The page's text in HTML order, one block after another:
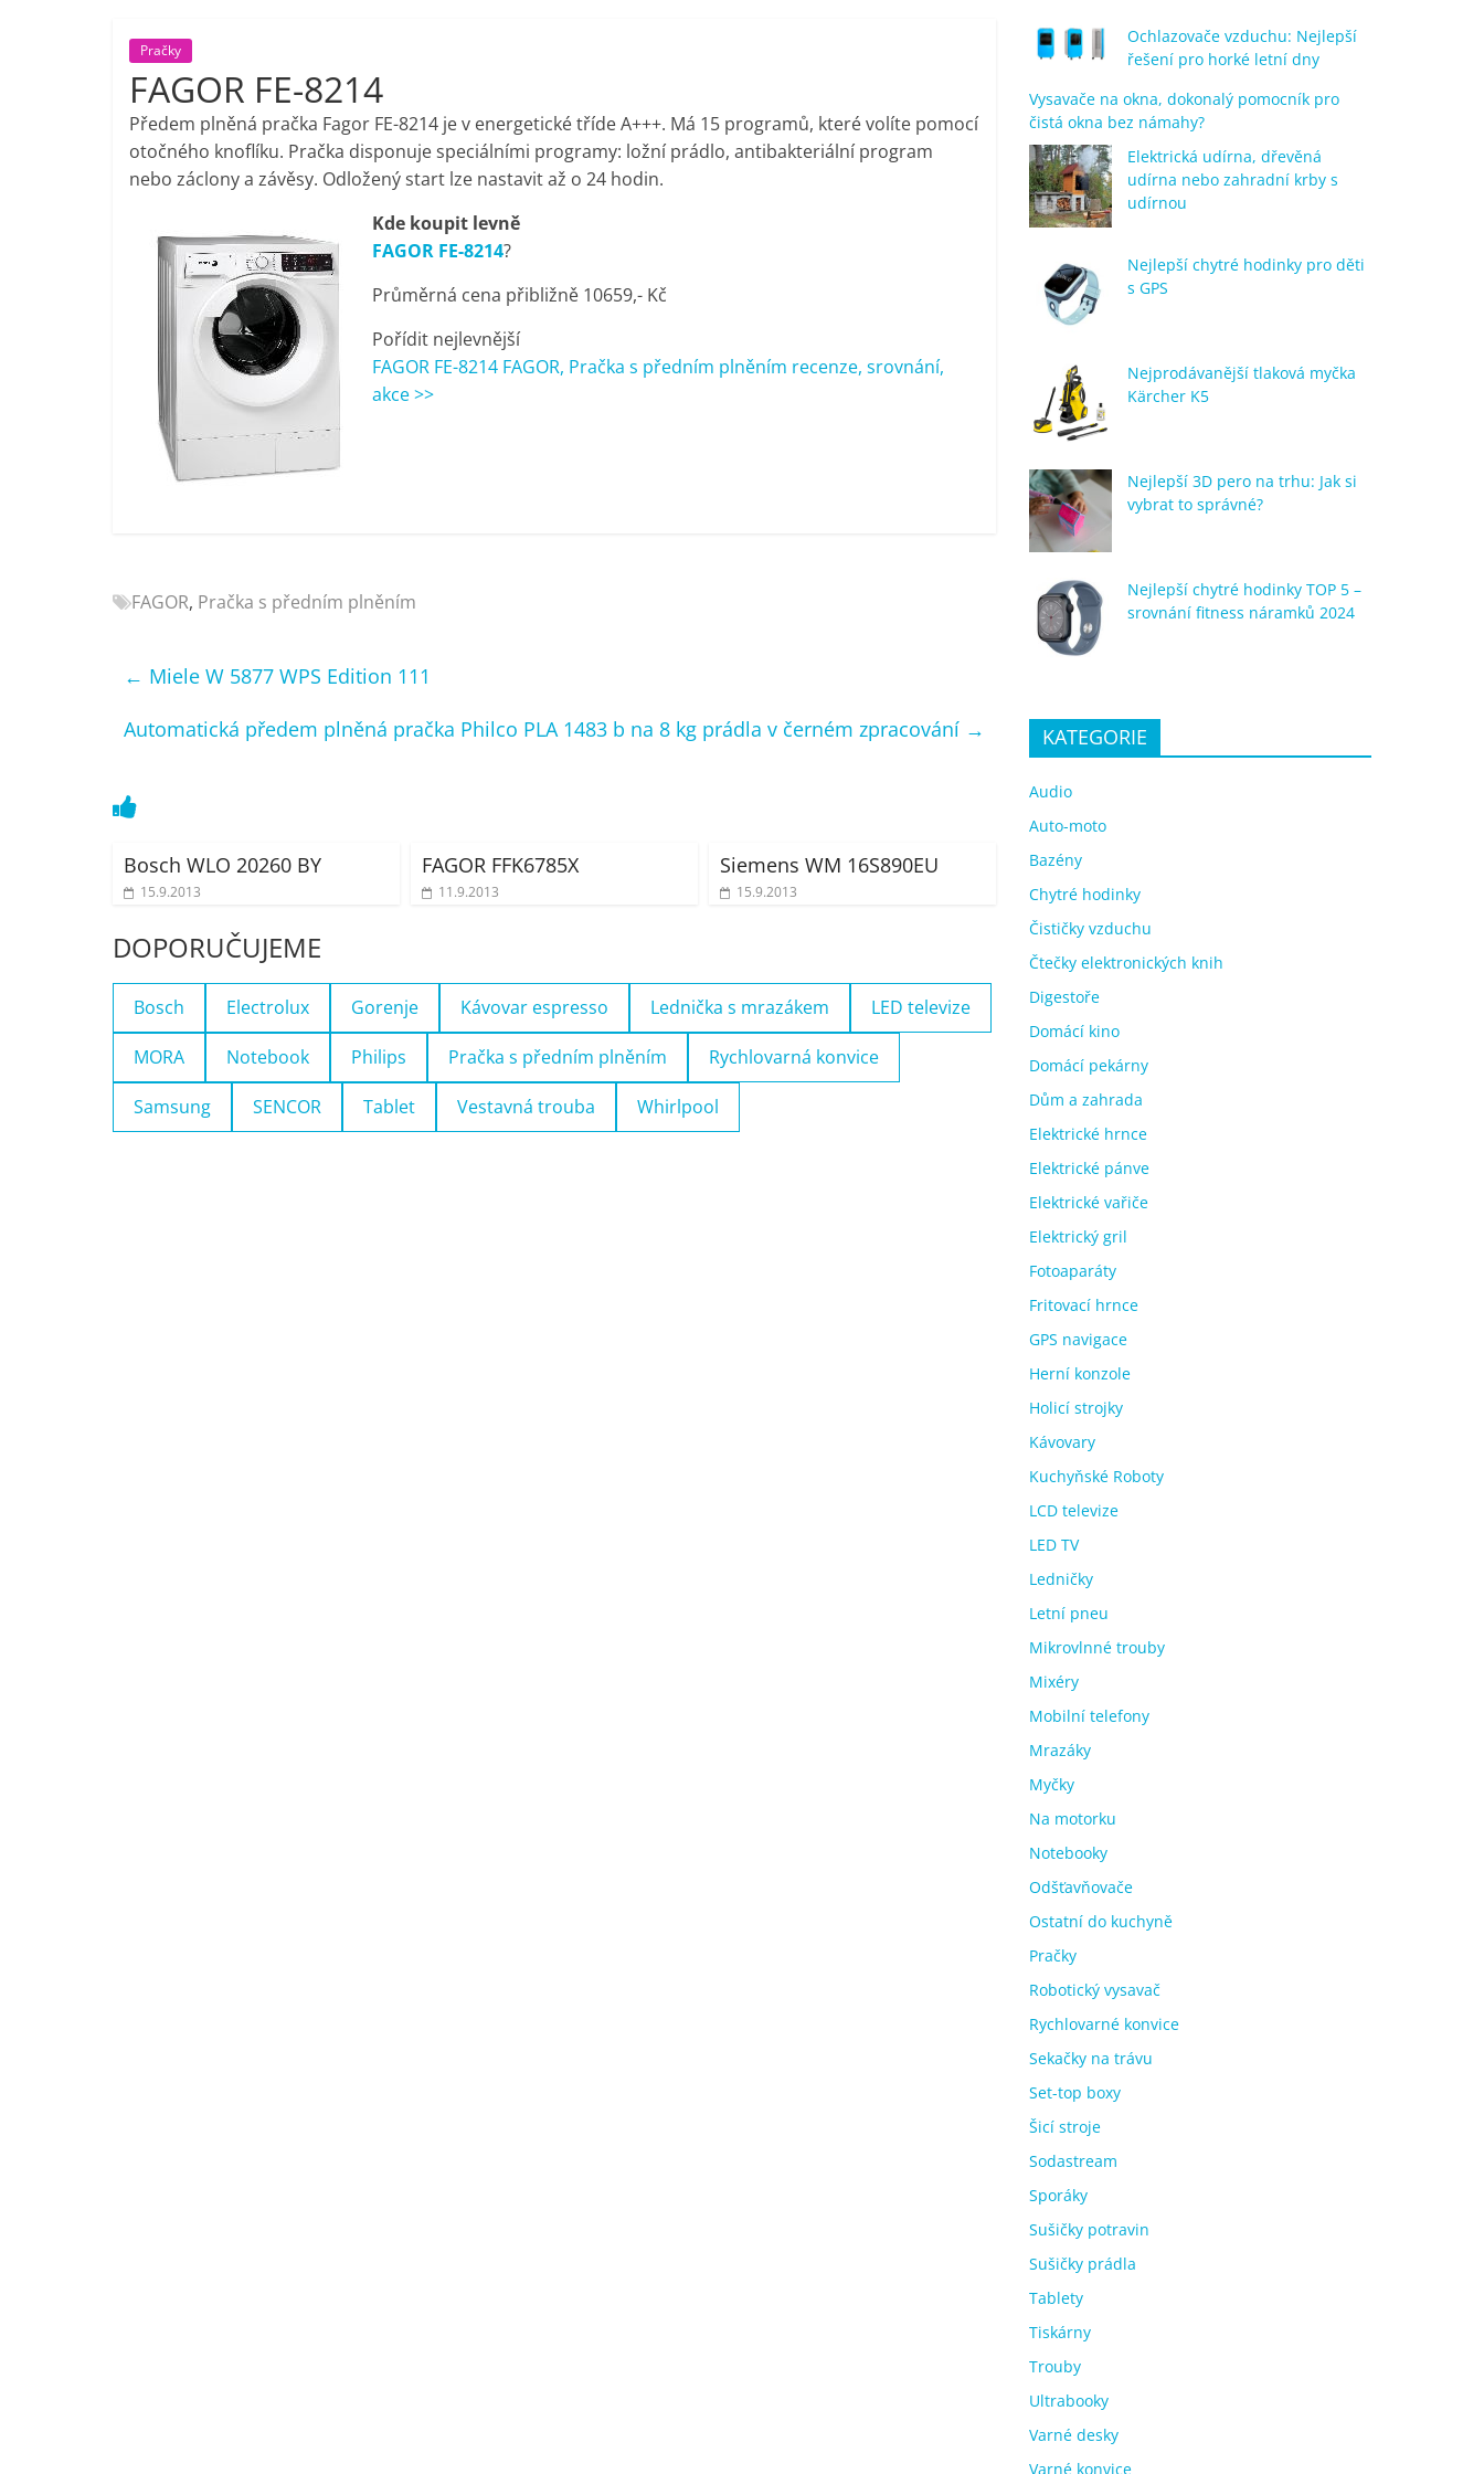
porovnání,
pračky,
televize,
notebooky,
mobilní
telefony,
kávovary,
bazény
Elektro
pračky,
notebooky,
kávovary,
Pračky
FAGOR FE-8214
Předem plněná pračka Fagor FE-8214 je v energetické tříde A+++. Má 15 programů, které volíte pomocí
otočného knoflíku. Pračka disponuje speciálními programy: ložní prádlo, antibakteriální program
nebo záclony a závěsy. Odložený start lze nastavit až o 24 hodin.
Kde koupit levně
FAGOR FE-8214?
Průměrná cena přibližně 10659,- Kč
Pořídit nejlevnější
FAGOR FE-8214 FAGOR, Pračka s předním plněním recenze, srovnání,
akce >>
FAGOR, Pračka s předním plněním
← Miele W 5877 WPS Edition 111
Automatická předem plněná pračka Philco PLA 1483 b na 8 kg prádla v černém zpracování →
Bosch WLO 20260 BY
15.9.2013
FAGOR FFK6785X
11.9.2013
Siemens WM 16S890EU
15.9.2013
DOPORUČUJEME
Bosch Electrolux Gorenje Kávovar espresso Lednička s mrazákem LED televize
MORA Notebook Philips Pračka s předním plněním Rychlovarná konvice
Samsung SENCOR Tablet Vestavná trouba Whirlpool
Ochlazovače vzduchu: Nejlepší
řešení pro horké letní dny
Vysavače na okna, dokonalý pomocník pro
čistá okna bez námahy?
Elektrická udírna, dřevěná
udírna nebo zahradní krby s
udírnou
Nejlepší chytré hodinky pro děti
s GPS
Nejprodávanější tlaková myčka
Kärcher K5
Nejlepší 3D pero na trhu: Jak si
vybrat to správné?
Nejlepší chytré hodinky TOP 5 –
srovnání fitness náramků 2024
KATEGORIE
Audio
Auto-moto
Bazény
Chytré hodinky
Čističky vzduchu
Čtečky elektronických knih
Digestoře
Domácí kino
Domácí pekárny
Dům a zahrada
Elektrické hrnce
Elektrické pánve
Elektrické vařiče
Elektrický gril
Fotoaparáty
Fritovací hrnce
GPS navigace
Herní konzole
Holicí strojky
Kávovary
Kuchyňské Roboty
LCD televize
LED TV
Ledničky
Letní pneu
Mikrovlnné trouby
Mixéry
Mobilní telefony
Mrazáky
Myčky
Na motorku
Notebooky
Odšťavňovače
Ostatní do kuchyně
Pračky
Robotický vysavač
Rychlovarné konvice
Sekačky na trávu
Set-top boxy
Šicí stroje
Sodastream
Sporáky
Sušičky potravin
Sušičky prádla
Tablety
Tiskárny
Trouby
Ultrabooky
Varné desky
Varné konvice